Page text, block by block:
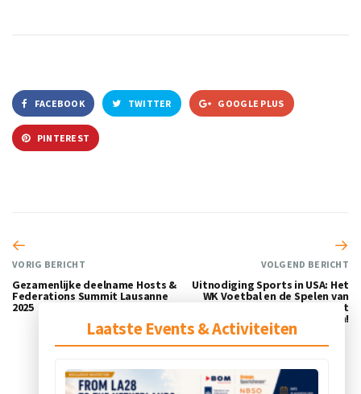
Laatste Events & Activiteiten
FACEBOOK TWITTER GOOGLE PLUS
PINTEREST
VORIG BERICHT
Gezamenlijke deelname Hosts &
Federations Summit Lausanne
2025
VOLGEND BERICHT
Uitnodiging Sports in USA: Het
WK Voetbal en de Spelen van
LA28 komen eraan — en jij kunt
meespelen!